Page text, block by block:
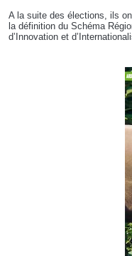
A la suite des élections, ils
la définition du Schéma
d’Innovation et